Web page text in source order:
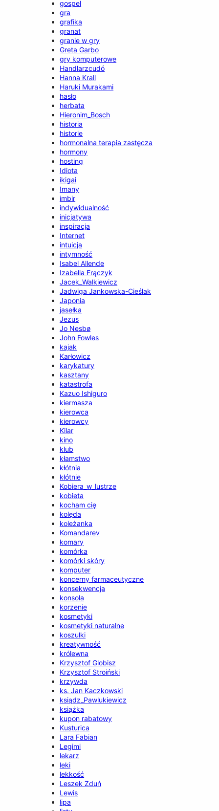
gospel
gra
grafika
granat
granie w gry
Greta Garbo
gry komputerowe
Handlarzcudó
Hanna Krall
Haruki Murakami
hasło
herbata
Hieronim_Bosch
historia
historie
hormonalna terapia zastęcza
hormony
hosting
Idiota
ikigai
Imany
imbir
indywidualność
inicjatywa
inspiracja
Internet
intuicja
intymność
Isabel Allende
Izabella Frączyk
Jacek_Walkiewicz
Jadwiga Jankowska-Cieślak
Japonia
jasełka
Jezus
Jo Nesbø
John Fowles
kajak
Karłowicz
karykatury
kasztany
katastrofa
Kazuo Ishiguro
kiermasza
kierowca
kierowcy
Kilar
kino
klub
kłamstwo
kłótnia
kłótnie
Kobiera_w_lustrze
kobieta
kocham cię
kolęda
koleżanka
Komandarev
komary
komórka
komórki skóry
komputer
koncerny farmaceutyczne
konsekwencja
konsola
korzenie
kosmetyki
kosmetyki naturalne
koszulki
kreatywność
królewna
Krzysztof Globisz
Krzysztof Stroiński
krzywda
ks. Jan Kaczkowski
ksiądz_Pawlukiewicz
książka
kupon rabatowy
Kusturica
Lara Fabian
Legimi
lekarz
leki
lekkość
Leszek Zduń
Lewis
lipa